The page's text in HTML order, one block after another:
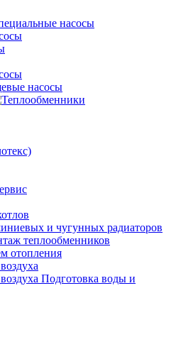
насосы
насосы
и чугунных радиаторов
теплообменников
отопления
Подготовка воды и